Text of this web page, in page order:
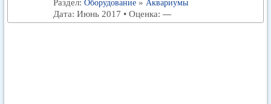
Раздел: Оборудование » Аквариумы
Дата: Июнь 2017 • Оценка: —